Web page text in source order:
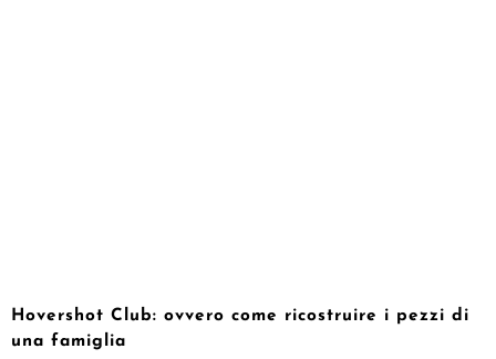
Hovershot Club: ovvero come ricostruire i pezzi di
una famiglia